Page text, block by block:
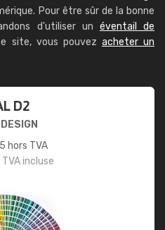
Pour être sûr de la bonne
d'utiliser un éventail de
site, vous pouvez acheter un
D2
hors TVA
TVA incluse